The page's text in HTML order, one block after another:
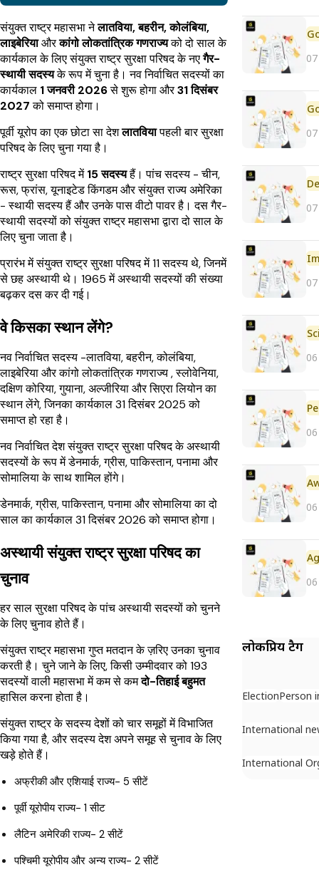
संयुक्त राष्ट्र महासभा नेलातविया, बहरीन, कोलंबिया,
लाइबेरियाऔरकांगो लोकतांत्रिक गणराज्यको दो साल के
कार्यकाल के लिए संयुक्त राष्ट्र सुरक्षा परिषद के नएगैर-
स्थायी सदस्यके रूप में चुना है। नव निर्वाचित सदस्यों का
कार्यकाल 1 जनवरी 2026से शुरू होगा और31 दिसंबर
2027को समाप्त होगा।
पूर्वी यूरोप का एक छोटा सा देशलातवियापहली बार सुरक्षा
परिषद के लिए चुना गया है।
राष्ट्र सुरक्षा परिषद में15 सदस्यहैं। पांच सदस्य - चीन,
रूस, फ्रांस, यूनाइटेड किंगडम और संयुक्त राज्य अमेरिका
- स्थायी सदस्य हैं और उनके पास वीटो पावर है। दस गैर-
स्थायी सदस्यों को संयुक्त राष्ट्र महासभा द्वारा दो साल के
लिए चुना जाता है।
प्रारंभ में संयुक्त राष्ट्र सुरक्षा परिषद में 11 सदस्य थे, जिनमें
से छह अस्थायी थे। 1965 में अस्थायी सदस्यों की संख्या
बढ़कर दस कर दी गई।
वे किसका स्थान लेंगे?
नव निर्वाचित सदस्य -लातविया, बहरीन, कोलंबिया,
लाइबेरिया और कांगो लोकतांत्रिक गणराज्य , स्लोवेनिया,
दक्षिण कोरिया, गुयाना, अल्जीरिया और सिएरा लियोन का
स्थान लेंगे, जिनका कार्यकाल 31 दिसंबर 2025 को
समाप्त हो रहा है।
नव निर्वाचित देश संयुक्त राष्ट्र सुरक्षा परिषद के अस्थायी
सदस्यों के रूप में डेनमार्क, ग्रीस, पाकिस्तान, पनामा और
सोमालिया के साथ शामिल होंगे।
डेनमार्क, ग्रीस, पाकिस्तान, पनामा और सोमालिया का दो
साल का कार्यकाल 31 दिसंबर 2026 को समाप्त होगा।
अस्थायी संयुक्त राष्ट्र सुरक्षा परिषद का
चुनाव
हर साल सुरक्षा परिषद के पांच अस्थायी सदस्यों को चुनने
के लिए चुनाव होते हैं।
संयुक्त राष्ट्र महासभा गुप्त मतदान के ज़रिए उनका चुनाव
करती है। चुने जाने के लिए, किसी उम्मीदवार को 193
सदस्यों वाली महासभा में कम से कमदो-तिहाई बहुमत
हासिल करना होता है।
संयुक्त राष्ट्र के सदस्य देशों को चार समूहों में विभाजित
किया गया है, और सदस्य देश अपने समूह से चुनाव के लिए
खड़े होते हैं।
अफ्रीकी और एशियाई राज्य- 5 सीटें
पूर्वी यूरोपीय राज्य- 1 सीट
लैटिन अमेरिकी राज्य- 2 सीटें
पश्चिमी यूरोपीय और अन्य राज्य- 2 सीटें
लोकप्रिय टैग
ElectionPerson
International
International